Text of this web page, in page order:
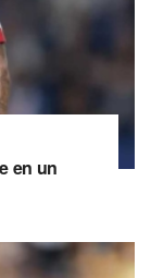
en un